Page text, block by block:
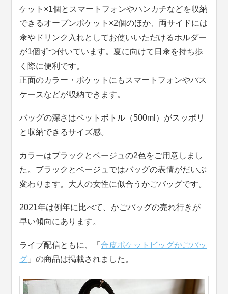
ケット×1個とスマートフォンやハンカチなどを収納
できるオープンポケット×2個のほか、両サイドには
傘やドリンク入れとしてお使いいただけるホルダー
が1個ずつ付いています。夏に向けて日傘を持ち歩
く際に便利です。
正面のカラー・ポケットにもスマートフォンやパス
ケースなどが収納できます。
バッグの深さはペットボトル（500ml）がスッポリ
と収納できるサイズ感。
カラーはブラックとベージュの2色をご用意しまし
た。ブラックとベージュではバッグの表情がだいぶ
変わります。大人の女性に似合うかごバッグです。
2021年は例年に比べて、かごバッグの売れ行きが
早い傾向にあります。
ライブ配信ともに、「合皮ポケットビッグかごバッ
グ 」の商品は掲載されました。